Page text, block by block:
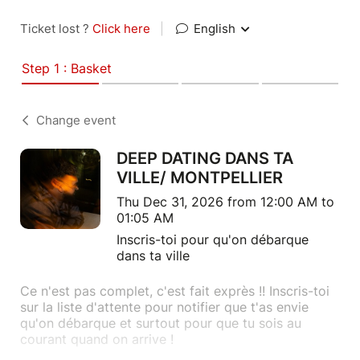
Ticket lost ? Click here English
Step 1 : Basket
Change event
DEEP DATING DANS TA
VILLE/ MONTPELLIER
Thu Dec 31, 2026 from 12:00 AM to
01:05 AM
Inscris-toi pour qu'on débarque
dans ta ville
Ce n'est pas complet, c'est fait exprès !! Inscris-toi
sur la liste d'attente pour notifier que t'as envie
qu'on débarque et surtout pour que tu sois au
courant quand on arrive !